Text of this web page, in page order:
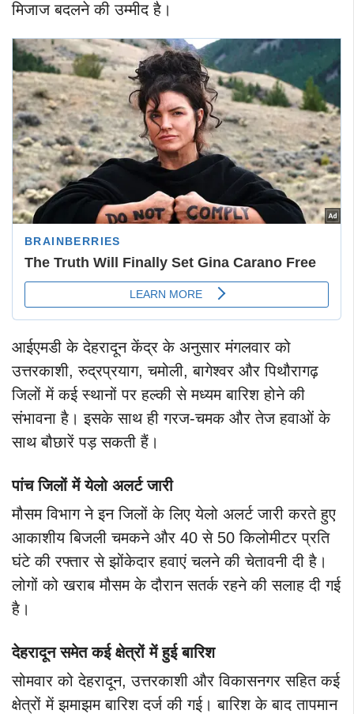
मिजाज बदलने की उम्मीद है।
आईएमडी के देहरादून केंद्र के अनुसार मंगलवार को
उत्तरकाशी, रुद्रप्रयाग, चमोली, बागेश्वर और पिथौरागढ़
जिलों में कई स्थानों पर हल्की से मध्यम बारिश होने की
संभावना है। इसके साथ ही गरज-चमक और तेज हवाओं के
साथ बौछारें पड़ सकती हैं।
पांच जिलों में येलो अलर्ट जारी
मौसम विभाग ने इन जिलों के लिए येलो अलर्ट जारी करते हुए
आकाशीय बिजली चमकने और 40 से 50 किलोमीटर प्रति
घंटे की रफ्तार से झोंकेदार हवाएं चलने की चेतावनी दी है।
लोगों को खराब मौसम के दौरान सतर्क रहने की सलाह दी गई
है।
देहरादून समेत कई क्षेत्रों में हुई बारिश
सोमवार को देहरादून, उत्तरकाशी और विकासनगर सहित कई
क्षेत्रों में झमाझम बारिश दर्ज की गई। बारिश के बाद तापमान